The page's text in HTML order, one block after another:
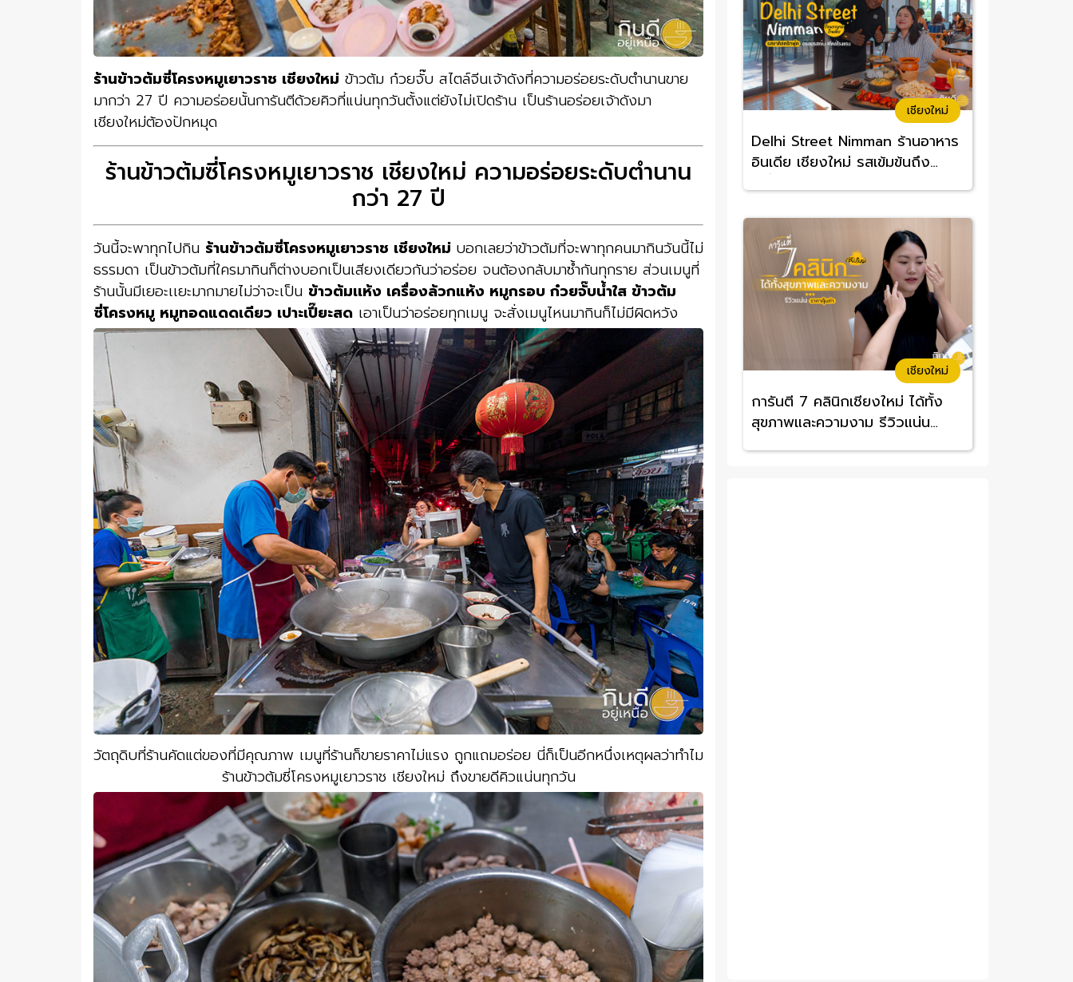
ร้านข้าวต้มซี่โครงหมูเยาวราช เชียงใหม่ ข้าวต้ม ก๋วยจั๊บ สไตล์จีนเจ้าดังที่ความอร่อยระดับตำนานขาย
มากว่า 27 ปี ความอร่อยนั้นการันตีด้วยคิวที่แน่นทุกวันตั้งแต่ยังไม่เปิดร้าน เป็นร้านอร่อยเจ้าดังมา
เชียงใหม่ต้องปักหมุด
ร้านข้าวต้มซี่โครงหมูเยาวราช เชียงใหม่ ความอร่อยระดับตำนาน
กว่า 27 ปี
วันนี้จะพาทุกไปกิน ร้านข้าวต้มซี่โครงหมูเยาวราช เชียงใหม่ บอกเลยว่าข้าวต้มที่จะพาทุกคนมากินวันนี้ไม่
ธรรมดา เป็นข้าวต้มที่ใครมากินก็ต่างบอกเป็นเสียงเดียวกันว่าอร่อย จนต้องกลับมาซ้ำกันทุกราย ส่วนเมนูที่
ร้านนั้นมีเยอะเเยะมากมายไม่ว่าจะเป็น ข้าวต้มเเห้ง เครื่องล้วกแห้ง หมูกรอบ ก๋วยจั๊บน้ำใส ข้าวต้ม
ซี่โครงหมู หมูทอดแดดเดียว เปาะเปี๊ยะสด เอาเป็นว่าอร่อยทุกเมนู จะสั่งเมนูไหนมากินก็ไม่มีผิดหวัง
วัตถุดิบที่ร้านคัดแต่ของที่มีคุณภาพ เมนูที่ร้านก็ขายราคาไม่แรง ถูกแถมอร่อย นี่ก็เป็นอีกหนึ่งเหตุผลว่าทำไม
ร้านข้าวต้มซี่โครงหมูเยาวราช เชียงใหม่ ถึงขายดีคิวแน่นทุกวัน
เชียงใหม่
Delhi Street Nimman ร้านอาหาร
อินเดีย เชียงใหม่ รสเข้มข้นถึง
เชียงใหม่
การันตี 7 คลินิกเชียงใหม่ ได้ทั้ง
สุขภาพและความงาม รีวิวแน่น